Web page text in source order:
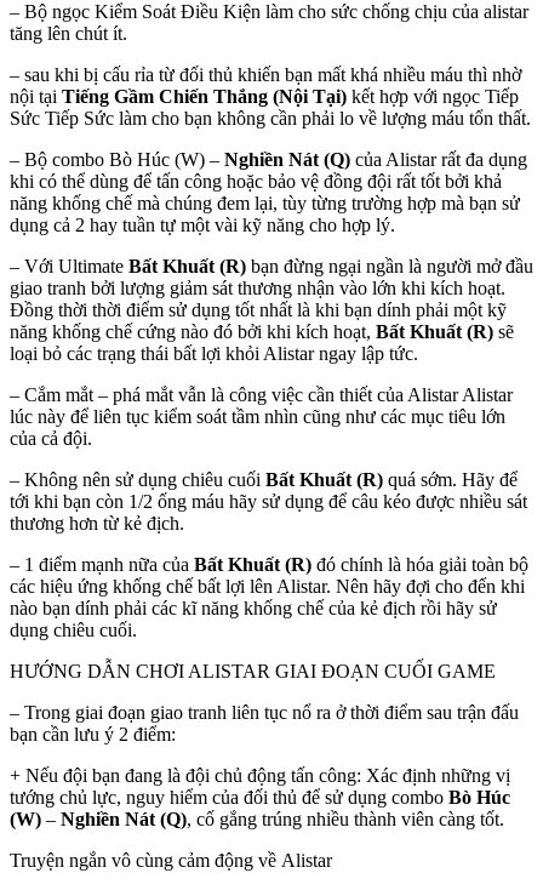
– Bộ ngọc Kiểm Soát Điều Kiện làm cho sức chống chịu của alistar
tăng lên chút ít.
– sau khi bị cấu rỉa từ đối thủ khiến bạn mất khá nhiều máu thì nhờ
nội tại Tiếng Gầm Chiến Thắng (Nội Tại) kết hợp với ngọc Tiếp
Sức Tiếp Sức làm cho bạn không cần phải lo về lượng máu tổn thất.
– Bộ combo Bò Húc (W) – Nghiền Nát (Q) của Alistar rất đa dụng
khi có thể dùng để tấn công hoặc bảo vệ đồng đội rất tốt bởi khả
năng khống chế mà chúng đem lại, tùy từng trường hợp mà bạn sử
dụng cả 2 hay tuần tự một vài kỹ năng cho hợp lý.
– Với Ultimate Bất Khuất (R) bạn đừng ngại ngần là người mở đầu
giao tranh bởi lượng giảm sát thương nhận vào lớn khi kích hoạt.
Đồng thời thời điểm sử dụng tốt nhất là khi bạn dính phải một kỹ
năng khống chế cứng nào đó bởi khi kích hoạt, Bất Khuất (R) sẽ
loại bỏ các trạng thái bất lợi khỏi Alistar ngay lập tức.
– Cắm mắt – phá mắt vẫn là công việc cần thiết của Alistar Alistar
lúc này để liên tục kiểm soát tầm nhìn cũng như các mục tiêu lớn
của cả đội.
– Không nên sử dụng chiêu cuối Bất Khuất (R) quá sớm. Hãy để
tới khi bạn còn 1/2 ống máu hãy sử dụng để câu kéo được nhiều sát
thương hơn từ kẻ địch.
– 1 điểm mạnh nữa của Bất Khuất (R) đó chính là hóa giải toàn bộ
các hiệu ứng khống chế bất lợi lên Alistar. Nên hãy đợi cho đến khi
nào bạn dính phải các kĩ năng khống chế của kẻ địch rồi hãy sử
dụng chiêu cuối.
HƯỚNG DẪN CHƠI ALISTAR GIAI ĐOẠN CUỐI GAME
– Trong giai đoạn giao tranh liên tục nổ ra ở thời điểm sau trận đấu
bạn cần lưu ý 2 điểm:
+ Nếu đội bạn đang là đội chủ động tấn công: Xác định những vị
tướng chủ lực, nguy hiểm của đối thủ để sử dụng combo Bò Húc
(W) – Nghiền Nát (Q), cố gắng trúng nhiều thành viên càng tốt.
Truyện ngắn vô cùng cảm động về Alistar